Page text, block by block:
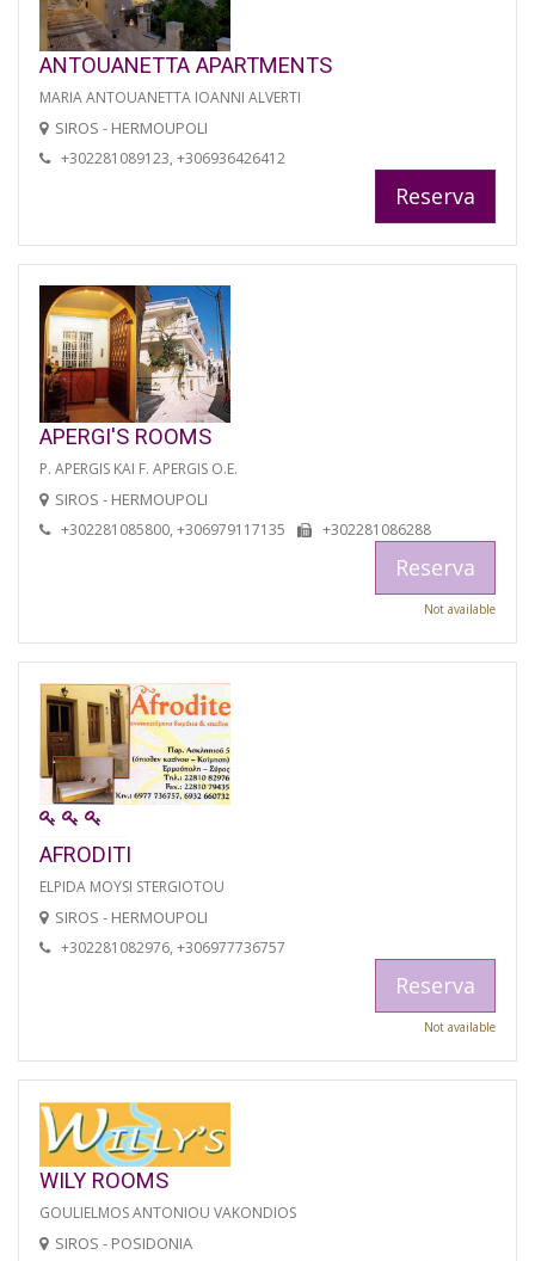
ANTOUANETTA APARTMENTS
MARIA ANTOUANETTA IOANNI ALVERTI
SIROS - HERMOUPOLI
+302281089123, +306936426412
Reserva
APERGI'S ROOMS
P. APERGIS KAI F. APERGIS O.E.
SIROS - HERMOUPOLI
+302281085800, +306979117135 +302281086288
Reserva
Not available
AFRODITI
ELPIDA MOYSI STERGIOTOU
SIROS - HERMOUPOLI
+302281082976, +306977736757
Reserva
Not available
WILY ROOMS
GOULIELMOS ANTONIOU VAKONDIOS
SIROS - POSIDONIA